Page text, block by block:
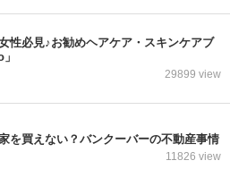
性必見♪お勧めヘアケア・スキンケアブ
29899 view
を買えない？バンクーバーの不動産事情
11826 view